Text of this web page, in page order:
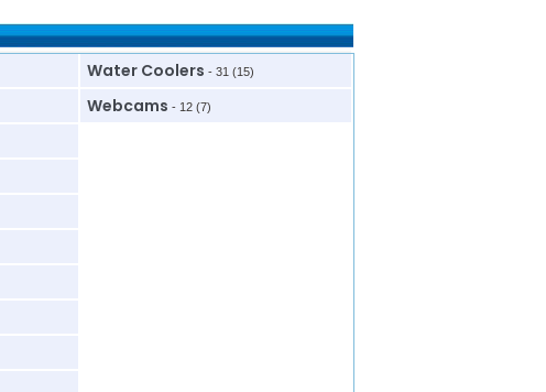
Water Coolers - 31 (15)
Webcams - 12 (7)